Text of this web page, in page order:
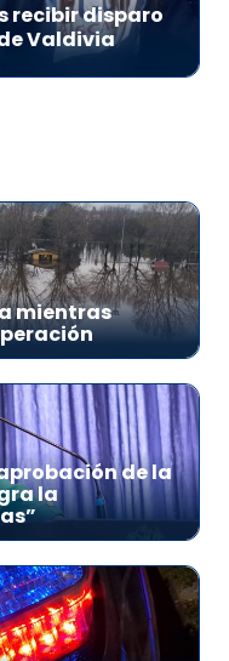
recibir disparo
Valdivia
mientras
de la
la